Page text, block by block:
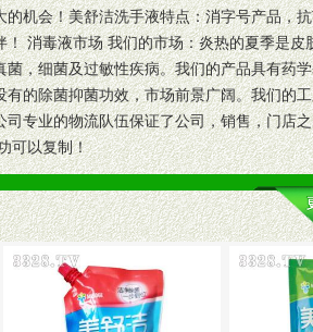
机会！美舒洁洗手液特点：消字号产品，
消毒液市场 我们的市场：炎热的夏季是皮
，细菌及过敏性疾病。我们的产品具有药
的除菌抑菌功效，市场前景广阔。我们的
专业的物流队伍保证了公司，销售，门店
可以复制！